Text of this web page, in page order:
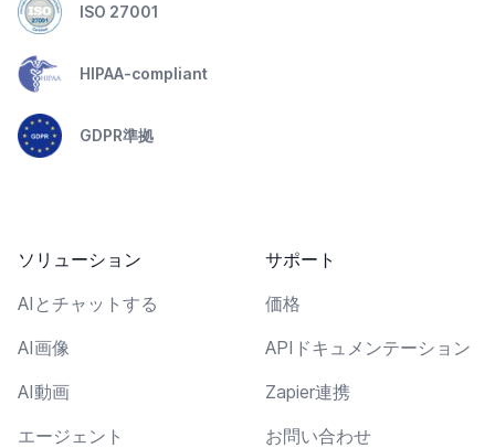
ISO 27001
HIPAA-compliant
GDPR準拠
ソリューション
AIとチャットする
AI画像
AI動画
エージェント
サポート
価格
APIドキュメンテーション
Zapier連携
お問い合わせ